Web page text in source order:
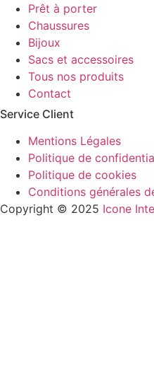
Prêt à porter
Chaussures
Bijoux
Sacs et accessoires
Tous nos produits
Contact
Service Client​
Mentions Légales
Politique de
Politique de cookies
Conditions générales
Copyright © 2025 Icone